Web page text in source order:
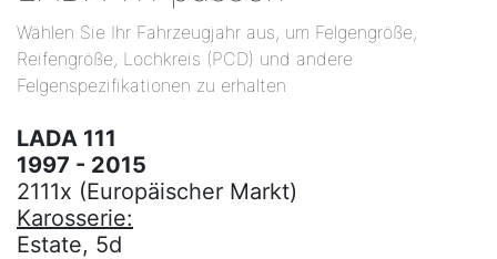
Wählen Sie Ihr Fahrzeugjahr aus, um Felgengröße,
Reifengröße, Lochkreis (PCD) und andere
Felgenspezifikationen zu erhalten
LADA 111
1997 - 2015
2111x (Europäischer Markt)
Karosserie:
Estate, 5d